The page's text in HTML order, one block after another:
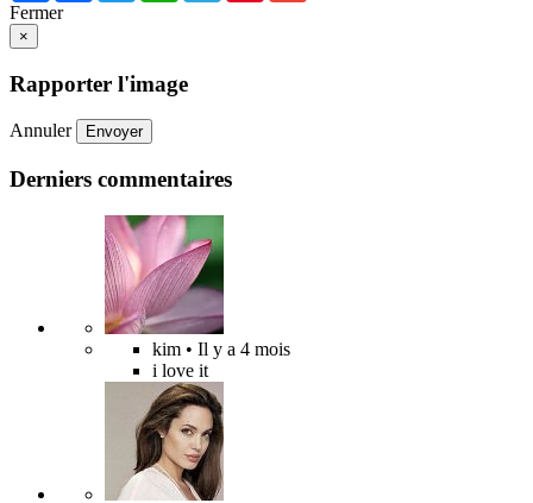
Fermer
×
Rapporter l'image
Annuler Envoyer
Derniers commentaires
kim • Il y a 4 mois
i love it